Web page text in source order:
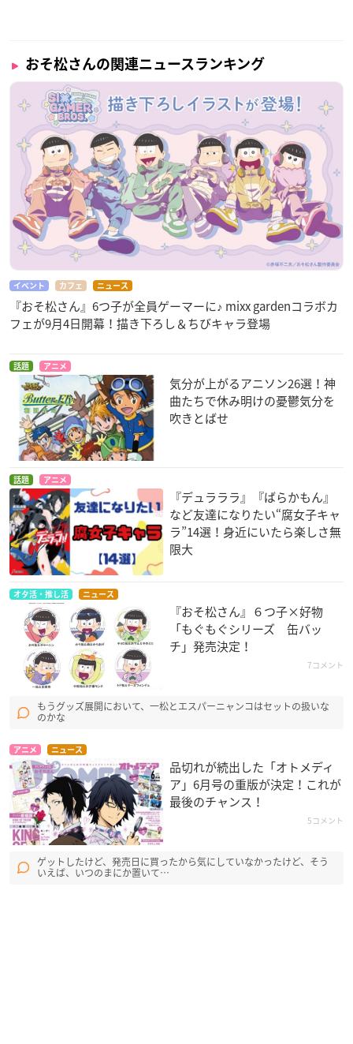
おそ松さんの関連ニュースランキング
イベント カフェ ニュース
『おそ松さん』6つ子が全員ゲーマーに♪ mixx gardenコラボカ
フェが9月4日開幕！描き下ろし＆ちびキャラ登場
話題 アニメ
気分が上がるアニソン26選！神
曲たちで休み明けの憂鬱気分を
吹きとばせ
話題 アニメ
『デュラララ』『ばらかもん』
など友達になりたい“腐女子キャ
ラ”14選！身近にいたら楽しさ無
限大
オタ活・推し活 ニュース
『おそ松さん』６つ子×好物
「もぐもぐシリーズ 缶バッ
チ」発売決定！
7コメント
もうグッズ展開において、一松とエスパーニャンコはセットの扱いな
のかな
アニメ ニュース
品切れが続出した「オトメディ
ア」6月号の重版が決定！これが
最後のチャンス！
5コメント
ゲットしたけど、発売日に買ったから気にしていなかったけど、そう
いえば、いつのまにか置いて…